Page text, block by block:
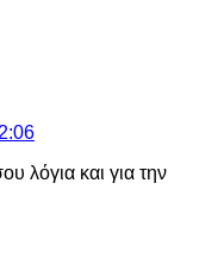
λόγια και για την